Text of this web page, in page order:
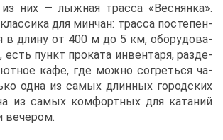
них — лыж­ная трас­са «Вес­нян­ка».
для мин­чан: трас­са по­сте­пен­
в дли­ну от 400 м до 5 км, обо­ру­до­ва­
пункт про­ка­та ин­вен­та­ря, раз­де­
ка­фе, где мож­но со­греть­ся ча­
од­на из са­мых длин­ных го­род­ских
из са­мых ком­форт­ных для ка­та­ний
ве­че­ром.